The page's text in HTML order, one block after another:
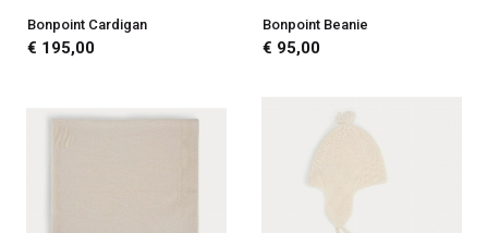
Bonpoint Cardigan
€ 195,00
Bonpoint Beanie
€ 95,00